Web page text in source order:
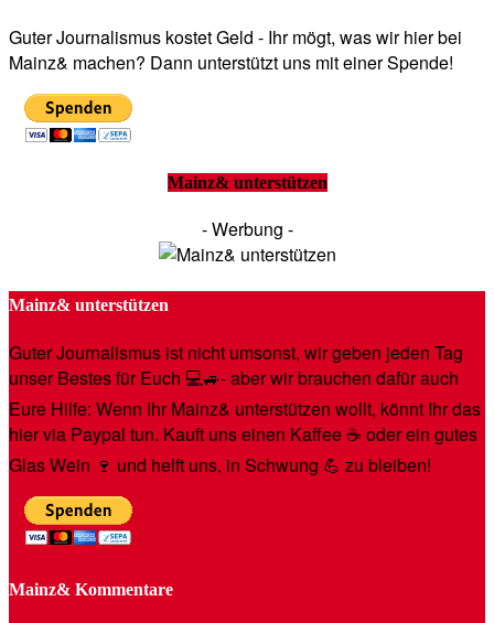
Guter Journalismus kostet Geld - Ihr mögt, was wir hier bei
Mainz& machen? Dann unterstützt uns mit einer Spende!
Mainz& unterstützen
- Werbung -
Mainz& unterstützen
Guter Journalismus ist nicht umsonst, wir geben jeden Tag
unser Bestes für Euch 💻🚙- aber wir brauchen dafür auch
Eure Hilfe: Wenn Ihr Mainz& unterstützen wollt, könnt Ihr das
hier via Paypal tun. Kauft uns einen Kaffee ☕️ oder ein gutes
Glas Wein 🍷 und helft uns, in Schwung 💪 zu bleiben!
Mainz& Kommentare